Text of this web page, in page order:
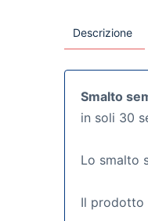
Descrizione
Smalto
in soli 30
Lo smalto
Il prodotto